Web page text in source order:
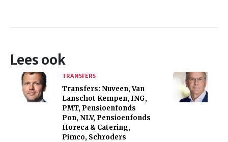
Lees ook
TRANSFERS
Transfers: Nuveen, Van
Lanschot Kempen, ING,
PMT, Pensioenfonds
Pon, NLV, Pensioenfonds
Horeca & Catering,
Pimco, Schroders